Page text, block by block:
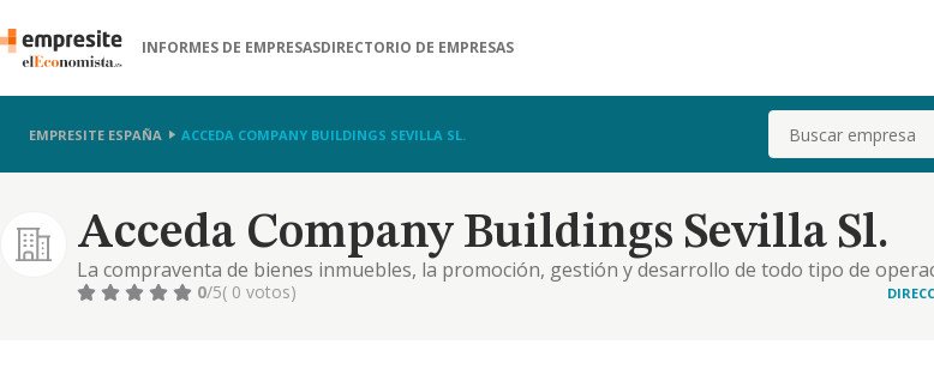
INFORMES DE EMPRESASDIRECTORIO DE EMPRESAS
EMPRESITE ESPAÑA ACCEDA COMPANY BUILDINGS SEVILLA SL. Buscar
Acceda Company Buildings Sevilla Sl.
La compraventa de bienes inmuebles, la promoción, gestión y desarrollo de todo tipo de
inmobiliarias y urbanísticas, mediante la adquisición, planificación, ordenación, urbanización y
0/5( 0 votos)